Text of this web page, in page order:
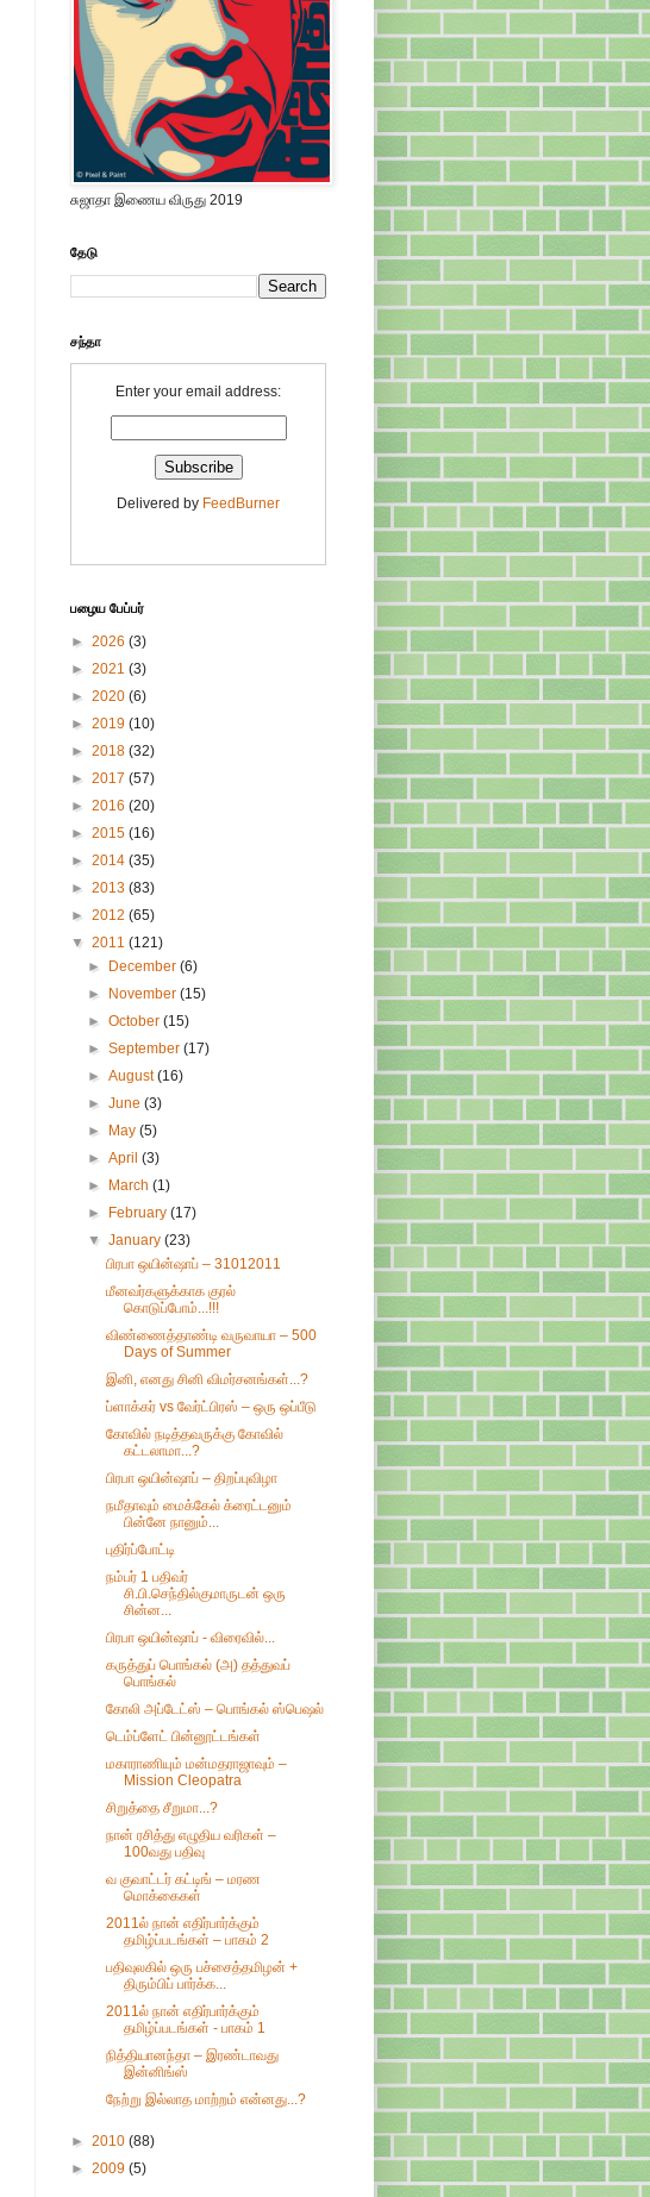
சுஜாதா இணைய விருது 2019
தேடு
சந்தா
Enter your email address:
Delivered by FeedBurner
பழைய பேப்பர்
► 2026 (3)
► 2021 (3)
► 2020 (6)
► 2019 (10)
► 2018 (32)
► 2017 (57)
► 2016 (20)
► 2015 (16)
► 2014 (35)
► 2013 (83)
► 2012 (65)
▼ 2011 (121)
►
December(6)
►
November(15)
►October(15)
►September(17)
►August(16)
►June(3)
►
May(5)
►April(3)
►
March(1)
►
February(17)
▼January(23)
பிரபா ஒயின்ஷாப் – 31012011
மீனவர்களுக்காக குரல்
கொடுப்போம்...!!!
விண்ணைத்தாண்டி வருவாயா – 500
Days of Summer
இனி, எனது சினி விமர்சனங்கள்...?
ப்ளாக்கர் vs வேர்ட்பிரஸ் – ஒரு ஒப்பீடு
கோவில் நடித்தவருக்கு கோவில்
கட்டலாமா...?
பிரபா ஒயின்ஷாப் – திறப்புவிழா
நமீதாவும் மைக்கேல் க்ரைட்டனும்
பின்னே நானும்...
புதிர்ப்போட்டி
நம்பர் 1 பதிவர்
சி.பி.செந்தில்குமாருடன் ஒரு
சின்ன...
பிரபா ஒயின்ஷாப் - விரைவில்...
கருத்துப் பொங்கல் (அ) தத்துவப்
பொங்கல்
கோலி அப்டேட்ஸ் – பொங்கல் ஸ்பெஷல்
டெம்ப்ளேட் பின்னூட்டங்கள்
மகாராணியும் மன்மதராஜாவும் –
Mission Cleopatra
சிறுத்தை சீறுமா...?
நான் ரசித்து எழுதிய வரிகள் –
100வது பதிவு
வ குவாட்டர் கட்டிங் – மரண
மொக்கைகள்
2011ல் நான் எதிர்பார்க்கும்
தமிழ்ப்படங்கள் – பாகம் 2
பதிவுலகில் ஒரு பச்சைத்தமிழன் +
திரும்பிப் பார்க்க...
2011ல் நான் எதிர்பார்க்கும்
தமிழ்ப்படங்கள் - பாகம் 1
நித்தியானந்தா – இரண்டாவது
இன்னிங்ஸ்
நேற்று இல்லாத மாற்றம் என்னது...?
► 2010 (88)
► 2009 (5)